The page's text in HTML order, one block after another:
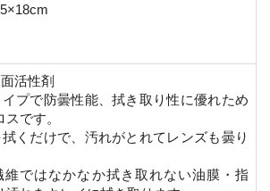
活性剤
プで防曇性能、拭き取り性に優れため
です。
くだけで、汚れがとれてレンズも曇り
維ではなかなか拭き取れない油膜・指